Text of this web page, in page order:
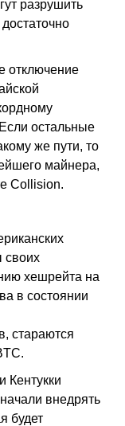
разрушить
отключение
остальные
же пути, то
майнера,
Collision.
своих
хешрейта на
в состоянии
стараются
Кентукки
внедрять
будет